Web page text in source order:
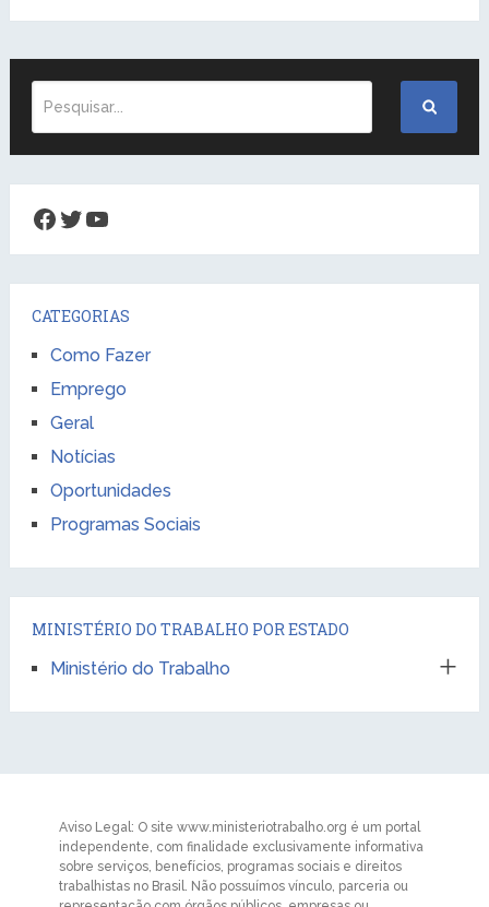
Facebook
Twitter
Youtube
CATEGORIAS
Como Fazer
Emprego
Geral
Notícias
Oportunidades
Programas Sociais
MINISTÉRIO DO TRABALHO POR ESTADO
Ministério do Trabalho
Aviso Legal: O site www.ministeriotrabalho.org é um portal
independente, com finalidade exclusivamente informativa
sobre serviços, benefícios, programas sociais e direitos
trabalhistas no Brasil. Não possuímos vínculo, parceria ou